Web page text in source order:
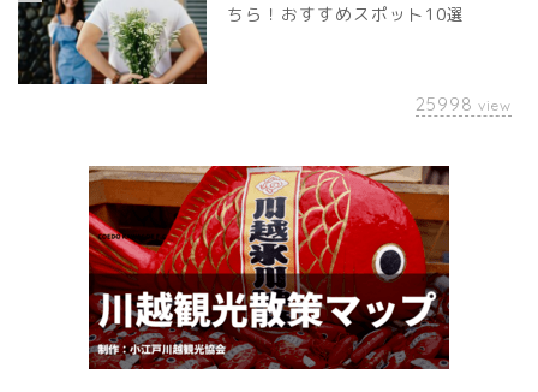
ちら！おすすめスポット10選
25998 view